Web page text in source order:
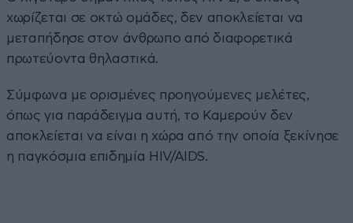
χωρίζεται σε οκτώ ομάδες, δεν αποκλείεται να
μεταπήδησε στον άνθρωπο από διαφορετικά
πρωτεύοντα θηλαστικά.
Σύμφωνα με ορισμένες προηγούμενες μελέτες,
όπως για παράδειγμα αυτή, το Καμερούν δεν
αποκλείεται να είναι η χώρα από την οποία ξεκίνησε
η παγκόσμια επιδημία HIV/AIDS.